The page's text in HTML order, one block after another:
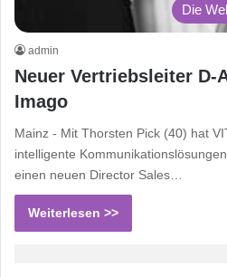
Die
admin
Neuer Vertriebsleiter D-
Imago
Mainz - Mit Thorsten Pick (40) hat
intelligente
einen neuen Director Sales…
Weiterlesen >>